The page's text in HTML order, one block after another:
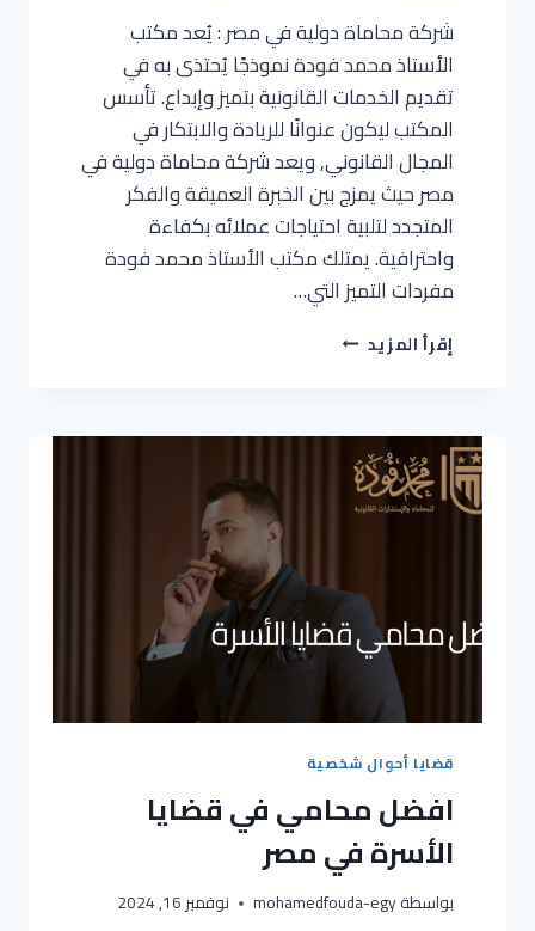
شركة محاماة دولية في مصر : يُعد مكتب
الأستاذ محمد فودة نموذجًا يُحتذى به في
تقديم الخدمات القانونية بتميز وإبداع. تأسس
المكتب ليكون عنوانًا للريادة والابتكار في
المجال القانوني, ويعد شركة محاماة دولية في
مصر حيث يمزج بين الخبرة العميقة والفكر
المتجدد لتلبية احتياجات عملائه بكفاءة
واحترافية. يمتلك مكتب الأستاذ محمد فودة
مفردات التميز التي…
إقرأ المزيد
قضايا أحوال شخصية
افضل محامي في قضايا
الأسرة في مصر
بواسطةmohamedfouda-egy نوفمبر 16, 2024